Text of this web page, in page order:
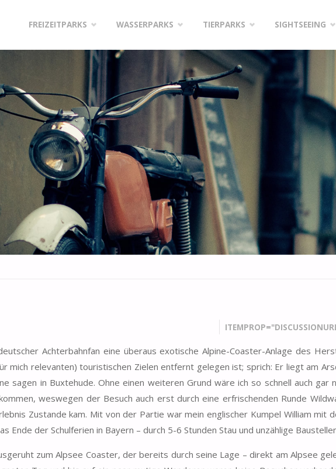
content
FREIZEITPARKS WASSERPARKS TIERPARKS SIGHTSEEING
Achterbahnfan eine überaus exotische Alpine-Coaster-Anlage des
mich relevanten) touristischen Zielen entfernt gelegen ist; sprich: Er liegt am
sagen in Buxtehude. Ohne einen weiteren Grund wäre ich so schnell auch gar
weswegen der Besuch auch erst durch eine erfrischenden Runde
Zustande kam. Mit von der Partie war mein englischer Kumpel William mit
Ende der Schulferien in Bayern – durch 5-6 Stunden Stau und unzählige
zum Alpsee Coaster, der bereits durch seine Lage – direkt am Alpsee